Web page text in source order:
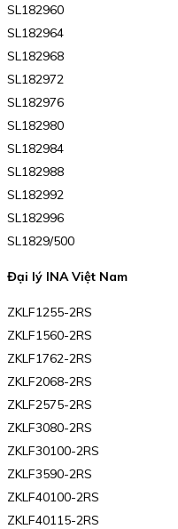
SL182960
SL182964
SL182968
SL182972
SL182976
SL182980
SL182984
SL182988
SL182992
SL182996
SL1829/500
Đại lý INA Việt Nam
ZKLF1255-2RS
ZKLF1560-2RS
ZKLF1762-2RS
ZKLF2068-2RS
ZKLF2575-2RS
ZKLF3080-2RS
ZKLF30100-2RS
ZKLF3590-2RS
ZKLF40100-2RS
ZKLF40115-2RS